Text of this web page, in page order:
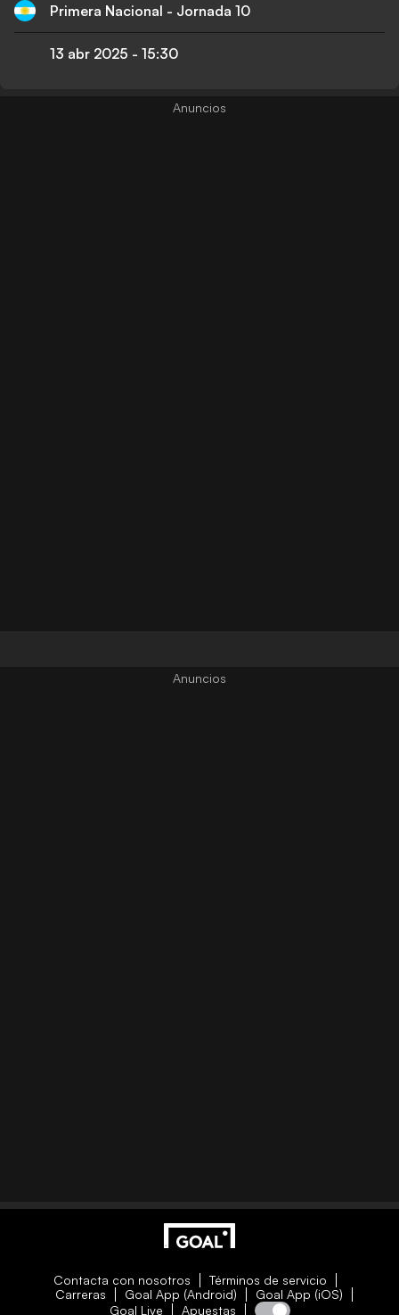
Primera Nacional - Jornada 10
13 abr 2025 - 15:30
Contacta con nosotros
Términos de servicio
Carreras
Goal App (Android)
Goal App (iOS)
Goal Live
Apuestas